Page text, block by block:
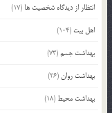
انتظار از دیدگاه شخصیت ها (17)
اهل بیت (104)
بهداشت جسم(73)
بهداشت روان(26)
بهداشت محیط (18)